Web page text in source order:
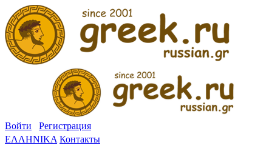
Войти
Регистрация
ΕΛΛΗΝΙΚΑ Контакты